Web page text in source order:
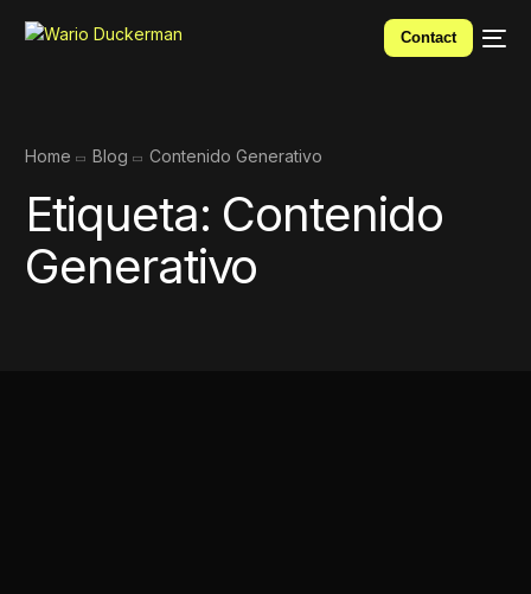
Contact
Home Blog Contenido Generativo
Etiqueta: Contenido
Generativo